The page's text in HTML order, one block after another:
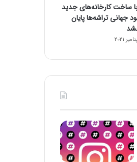
ساخت کارخانه‌های جدید
جهانی تراشه‌ها پایان